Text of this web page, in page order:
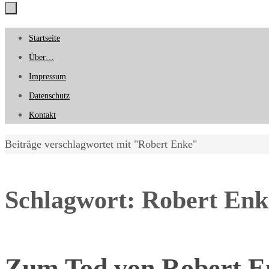
Zum
Inhalt
springen
Startseite
Über…
Impressum
Datenschutz
Kontakt
Start
Beiträge verschlagwortet mit "Robert Enke"
Schlagwort: Robert